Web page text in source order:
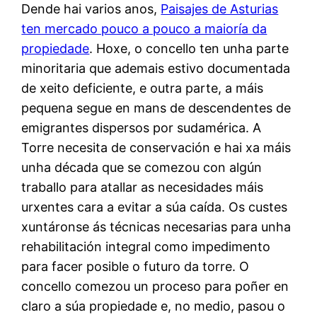
Dende hai varios anos, Paisajes de Asturias
ten mercado pouco a pouco a maioría da
propiedade. Hoxe, o concello ten unha parte
minoritaria que ademais estivo documentada
de xeito deficiente, e outra parte, a máis
pequena segue en mans de descendentes de
emigrantes dispersos por sudamérica. A
Torre necesita de conservación e hai xa máis
unha década que se comezou con algún
traballo para atallar as necesidades máis
urxentes cara a evitar a súa caída. Os custes
xuntáronse ás técnicas necesarias para unha
rehabilitación integral como impedimento
para facer posible o futuro da torre. O
concello comezou un proceso para poñer en
claro a súa propiedade e, no medio, pasou o